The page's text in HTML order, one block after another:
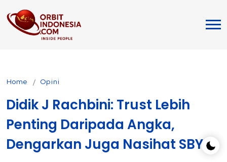
Home Opini
Didik J Rachbini: Trust Lebih
Penting Daripada Angka,
Dengarkan Juga Nasihat SBY